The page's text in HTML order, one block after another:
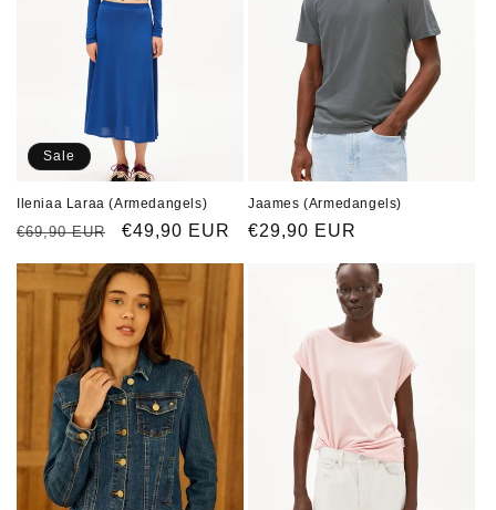
Sale
Ileniaa Laraa (Armedangels)
Normaler
€69,90 EUR Verkaufspreis
€49,90 EUR
Jaames (Armedangels)
Normaler
€29,90 EUR